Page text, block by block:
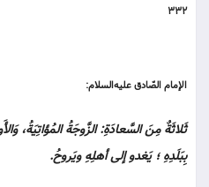
۳۳۲
الإمام الصّادق عليه‌السلام:
ثَلاثَةٌ مِنَ السَّعادَةِ: الزَّوجَةُ المُؤاتِيَةُ،
بِبَلَدِهِ ؛ يَغدو إلى أهلِهِ ويَروحُ.